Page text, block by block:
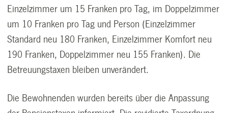
Einzelzimmer um 15 Franken pro Tag, im Doppelzimmer
um 10 Franken pro Tag und Person (Einzelzimmer
Standard neu 180 Franken, Einzelzimmer Komfort neu
190 Franken, Doppelzimmer neu 155 Franken). Die
Betreuungstaxen bleiben unverändert.
Die Bewohnenden wurden bereits über die Anpassung